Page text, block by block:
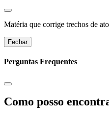
Matéria que corrige trechos de
Fechar
Perguntas Frequentes
Como posso